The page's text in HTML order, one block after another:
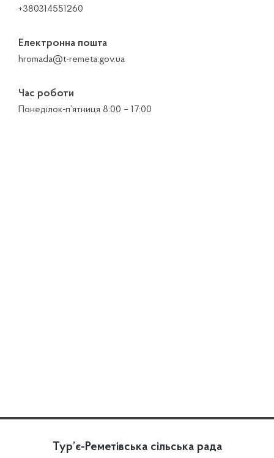
+380314551260
Електронна пошта
hromada@t-remeta.gov.ua
Час роботи
Понеділок-п’ятниця 8:00 – 17:00
Тур’є-Реметівська сільська рада